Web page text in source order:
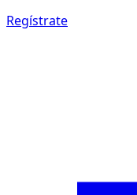
Regístrate